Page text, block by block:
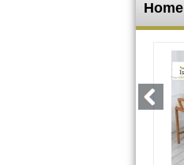
Home